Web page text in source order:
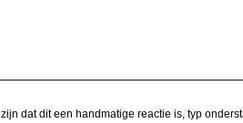
dat dit een handmatige reactie is, typ